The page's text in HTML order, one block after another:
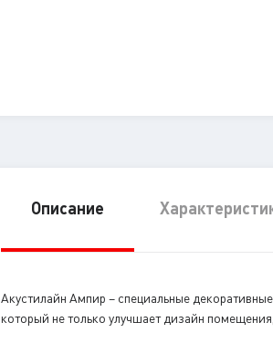
Описание
Акустилайн Ампир – специальные
который не только улучшает дизайн